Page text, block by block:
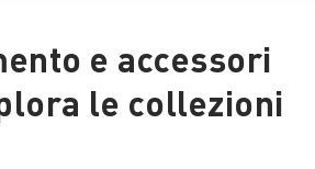
e accessori
le collezioni